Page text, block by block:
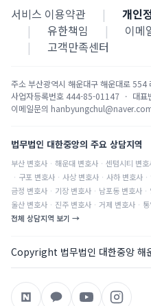
서비스 이용약관 | 개인
|
유한책임 |
이메
|
고객만족센터
주소부산광역시 해운대구 해운대로 554
사업자등록번호 444-85-01147 · 대표
이메일문의
법무법인 대한중앙의 주요 상담지역
부산 변호사 · 해운대 변호사 · 센텀시티 변호
· 구포 변호사 · 사상 변호사 · 사하 변호사 ·
금정 변호사 · 기장 변호사 · 남포동 변호사 ·
울산 변호사 · 진주 변호사 · 거제 변호사 ·
전체 상담지역 보기 →
Copyright 법무법인 대한중앙